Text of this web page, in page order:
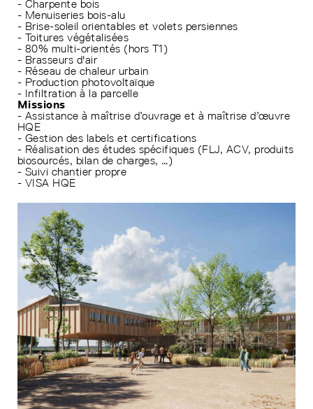
- Charpente bois
- Menuiseries bois-alu
- Brise-soleil orientables et volets persiennes
- Toitures végétalisées
- 80% multi-orientés (hors T1)
- Brasseurs d'air
- Réseau de chaleur urbain
- Production photovoltaïque
- Infiltration à la parcelle
Missions
- Assistance à maîtrise d’ouvrage et à maîtrise d’œuvre
HQE
- Gestion des labels et certifications
- Réalisation des études spécifiques (FLJ, ACV, produits
biosourcés, bilan de charges, …)
- Suivi chantier propre
- VISA HQE